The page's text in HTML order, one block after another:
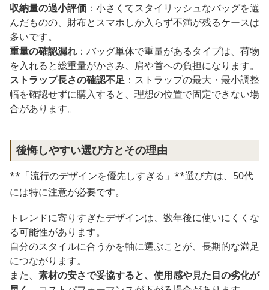
収納量の過小評価 ：小さくてスタイリッシュなバッグを選
んだものの、財布とスマホしか入らず不満が残るケースは
多いです。
重量の確認漏れ ：バッグ単体で重量があるタイプは、荷物
を入れると総重量がかさみ、肩や首への負担になります。
ストラップ長さの確認不足 ：ストラップの最大・最小調整
幅を確認せずに購入すると、理想の位置で固定できない場
合があります。
後悔しやすい選び方とその理由
**「流行のデザインを優先しすぎる」**選び方は、50代
には特に注意が必要です。
トレンドに寄りすぎたデザインは、数年後に使いにくくな
る可能性があります。
自分のスタイルに合うかを軸に選ぶことが、長期的な満足
につながります。
また、 素材の安さで妥協すると、使用感や見た目の劣化が